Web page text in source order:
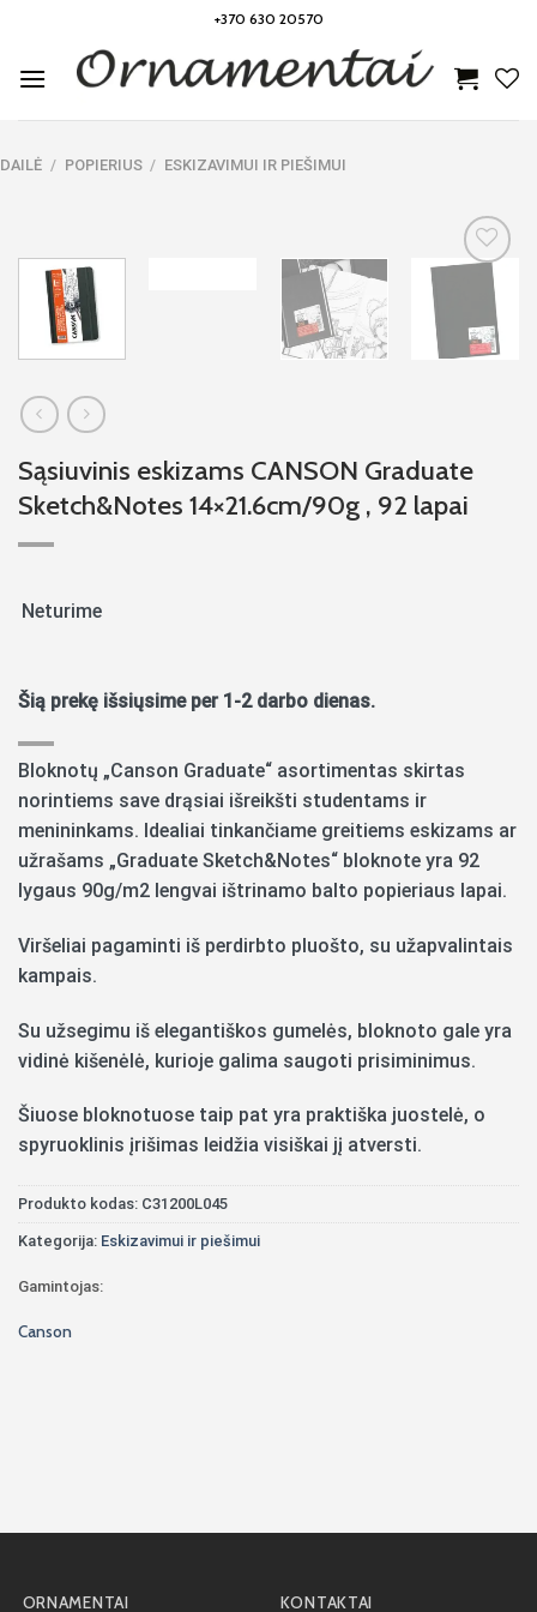
content
+370 630 20570
DAILĖ / POPIERIUS / ESKIZAVIMUI IR PIEŠIMUI
Noriu!
Sąsiuvinis eskizams CANSON Graduate
Sketch&Notes 14×21.6cm/90g , 92 lapai
Neturime
Šią prekę išsiųsime per 1-2 darbo dienas.
Bloknotų „Canson Graduate“ asortimentas skirtas
norintiems save drąsiai išreikšti studentams ir
menininkams. Idealiai tinkančiame greitiems eskizams ar
užrašams „Graduate Sketch&Notes“ bloknote yra 92
lygaus 90g/m2 lengvai ištrinamo balto popieriaus lapai.
Viršeliai pagaminti iš perdirbto pluošto, su užapvalintais
kampais.
Su užsegimu iš elegantiškos gumelės, bloknoto gale yra
vidinė kišenėlė, kurioje galima saugoti prisiminimus.
Šiuose bloknotuose taip pat yra praktiška juostelė, o
spyruoklinis įrišimas leidžia visiškai jį atversti.
Produkto kodas: C31200L045
Kategorija: Eskizavimui ir piešimui
Gamintojas:
Canson
ORNAMENTAI KONTAKTAI